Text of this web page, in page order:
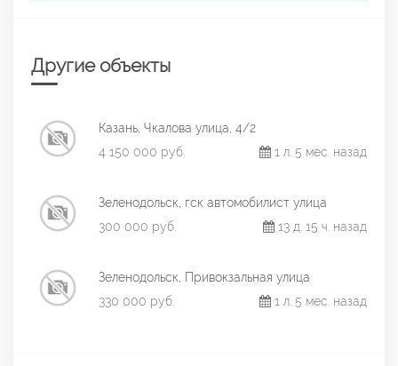
Другие объекты
Казань, Чкалова улица, 4/2
4 150 000 руб.
1 л. 5 мес. назад
Зеленодольск, гск автомобилист улица
300 000 руб.
13 д. 15 ч. назад
Зеленодольск, Привокзальная улица
330 000 руб.
1 л. 5 мес. назад